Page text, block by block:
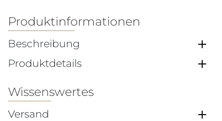
Produktinformationen
Beschreibung
Produktdetails
Wissenswertes
Versand